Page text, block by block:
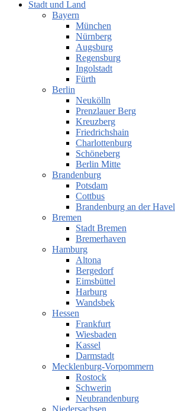
Stadt und Land
Bayern
München
Nürnberg
Augsburg
Regensburg
Ingolstadt
Fürth
Berlin
Neukölln
Prenzlauer Berg
Kreuzberg
Friedrichshain
Charlottenburg
Schöneberg
Berlin Mitte
Brandenburg
Potsdam
Cottbus
Brandenburg an der Havel
Bremen
Stadt Bremen
Bremerhaven
Hamburg
Altona
Bergedorf
Eimsbüttel
Harburg
Wandsbek
Hessen
Frankfurt
Wiesbaden
Kassel
Darmstadt
Mecklenburg-Vorpommern
Rostock
Schwerin
Neubrandenburg
Niedersachsen